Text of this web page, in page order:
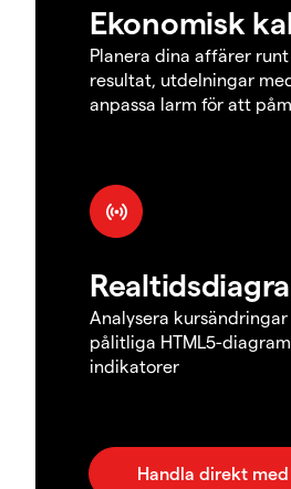
Ekonomisk
Planera dina affärer
resultat, utdelningar
anpassa larm för att
Analysera
pålitliga HTML5-
indikatorer